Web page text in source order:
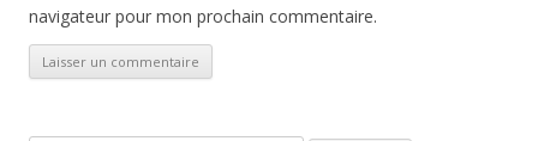
navigateur pour mon prochain commentaire.